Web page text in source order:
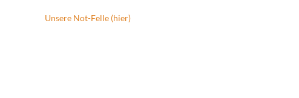
Unsere Not-Felle (hier)